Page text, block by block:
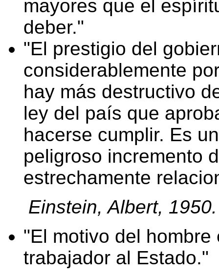
mayores que el
deber.
El prestigio del
considerablemente
hay más destructivo
ley del país que
hacerse cumplir. Es
peligroso incremento
estrechamente
Einstein, Albert,
El motivo del
trabajador al Estado.